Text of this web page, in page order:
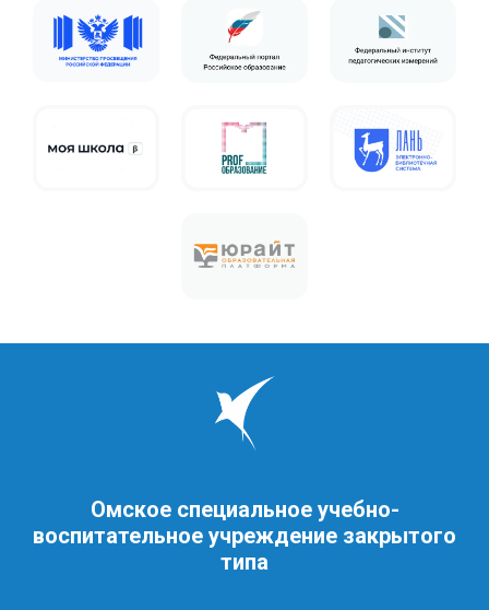
Омское специальное учебно-
воспитательное учреждение закрытого
типа